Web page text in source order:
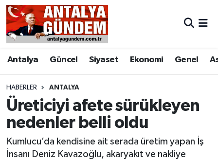
Antalya Güncel Siyaset Ekonomi Genel
HABERLER ANTALYA
Üreticiyi afete sürükleyen
nedenler belli oldu
Kumlucu’da kendisine ait serada üretim yapan İş
İnsanı Deniz Kavazoğlu, akaryakıt ve nakliye
Antalya
Asayiş
Bilim & Teknoloji
Bölge
EĞİTİM
Antalya Nöbetçi Eczaneler
Antalya Hava Durumu
Antalya Namaz Vakitleri
Antalya Trafik Yoğunluk Haritası
Süper Lig Puan Durumu ve Fikstür